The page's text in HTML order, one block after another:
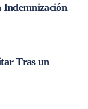
Indemnización
Tras un